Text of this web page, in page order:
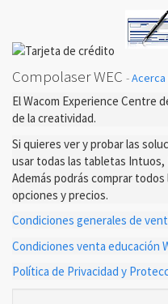
Compolaser WEC -Acerca
El Wacom Experience Centre
de la creatividad.
Si quieres ver y probar las
usar todas las tabletas
Además podrás comprar
opciones y precios.
Condiciones generales de
Condiciones venta educación
Política de Privacidad y